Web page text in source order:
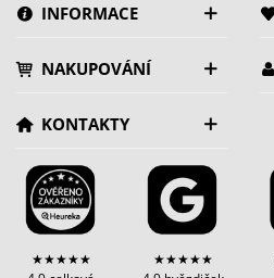
INFORMACE
NAKUPOVÁNÍ
KONTAKTY
★★★★★
★★★★★